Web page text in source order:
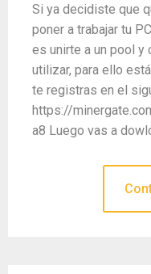
Si ya decidiste que
poner a trabajar tu
es unirte a un pool
utilizar, para ello
te registras en el
https://
a8 Luego vas a